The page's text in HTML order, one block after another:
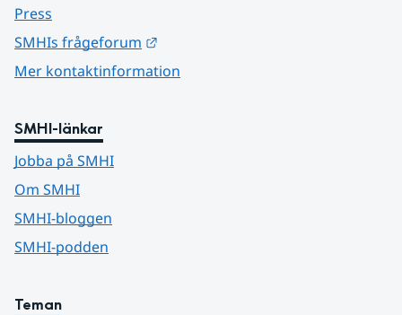
Press
SMHIs frågeforum
Mer kontaktinformation
SMHI-länkar
Jobba på SMHI
Om SMHI
SMHI-bloggen
SMHI-podden
Teman